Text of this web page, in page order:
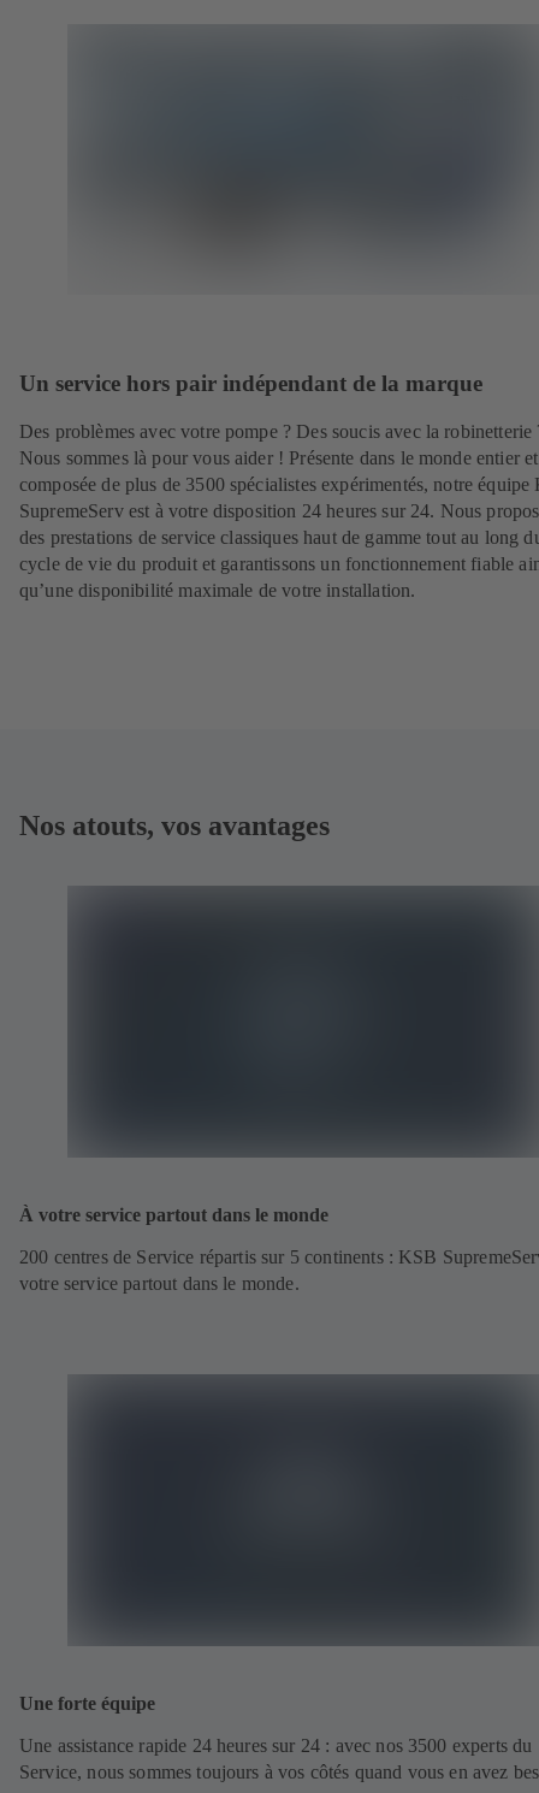
Un service hors pair indépendant de la marque
Des problèmes avec votre pompe ? Des soucis avec la robinetterie
Nous sommes là pour vous aider ! Présente dans le monde entier et
composée de plus de 3500 spécialistes expérimentés, notre équipe
SupremeServ est à votre disposition 24 heures sur 24. Nous
des prestations de service classiques haut de gamme tout au long
cycle de vie du produit et garantissons un fonctionnement fiable
qu’une disponibilité maximale de votre installation.
Nos atouts, vos avantages
À votre service partout dans le monde
200 centres de Service répartis sur 5 continents : KSB
votre service partout dans le monde.
Une forte équipe
Une assistance rapide 24 heures sur 24 : avec nos 3500 experts du
Service, nous sommes toujours à vos côtés quand vous en avez